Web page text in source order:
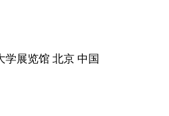
学展览馆 北京 中国